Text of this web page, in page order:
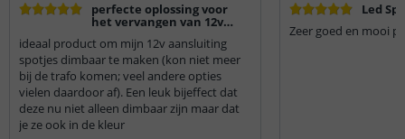
perfecte oplossing voor
het vervangen van 12v
LEDD
ideaal product om mijn 12v aansluiting
spotjes dimbaar te maken (kon niet meer
bij de trafo komen; veel andere opties
vielen daardoor af). Een leuk bijeffect dat
deze nu niet alleen dimbaar zijn maar dat
je ze ook in de kleur
Led
Zeer goed en mooi